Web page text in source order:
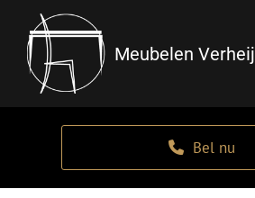
Meubelen Verheij
Bel nu